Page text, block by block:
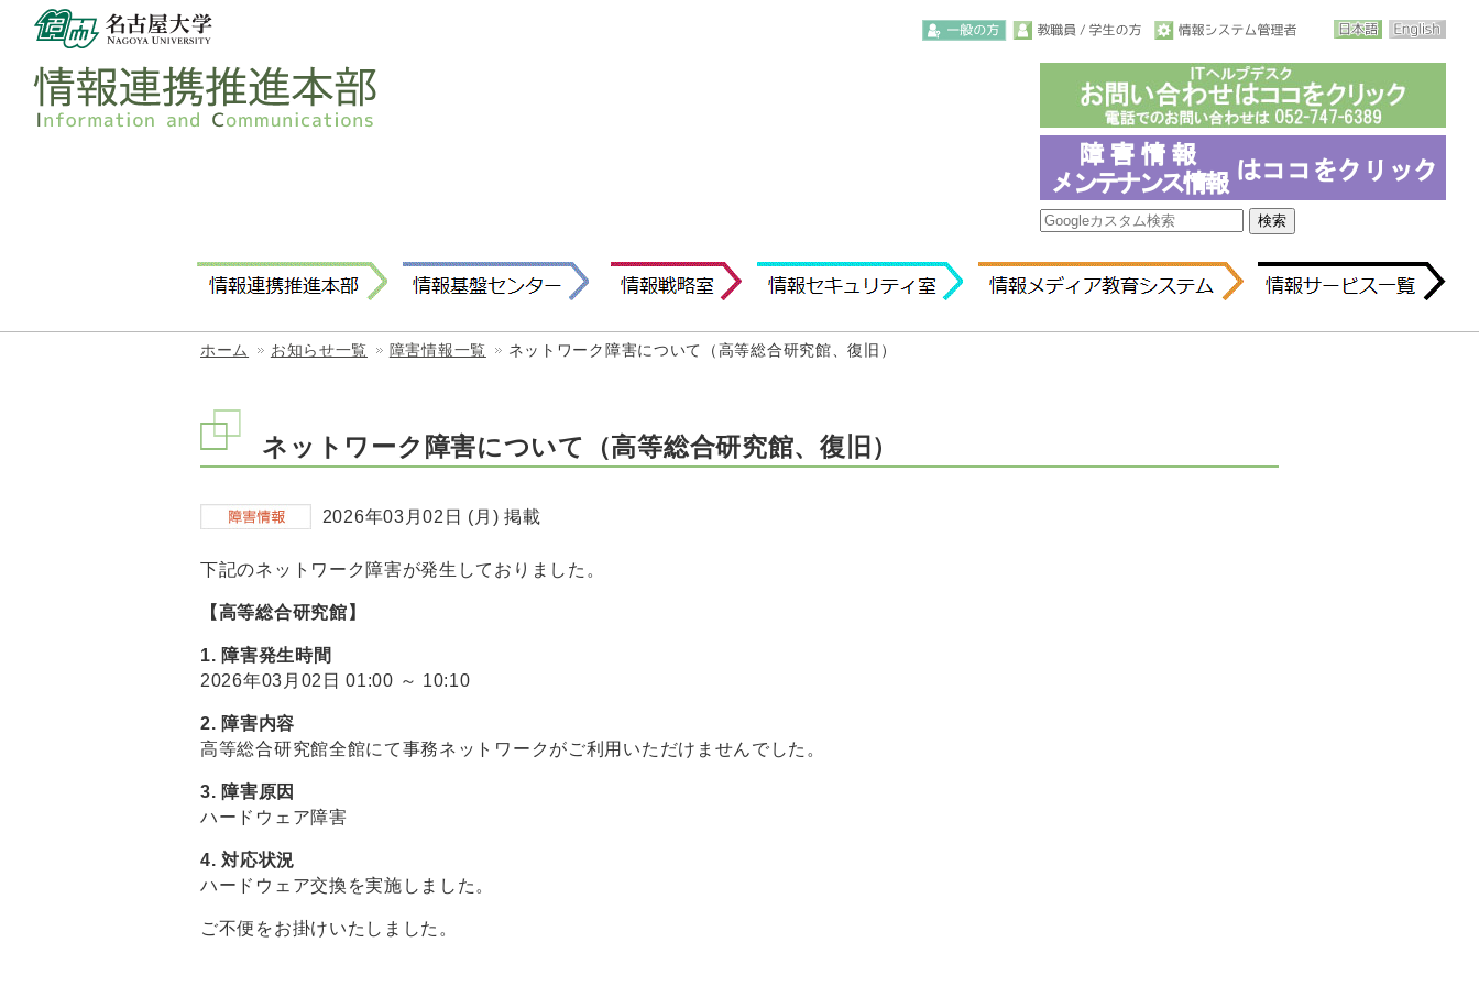
ホーム お知らせ一覧 障害情報一覧 ネットワーク障害について（高等総合研究館、復旧）
ネットワーク障害について（高等総合研究館、復旧）
2026年03月02日 (月) 掲載
下記のネットワーク障害が発生しておりました。
【高等総合研究館】
1. 障害発生時間
2026年03月02日 01:00 ～ 10:10
2. 障害内容
高等総合研究館全館にて事務ネットワークがご利用いただけませんでした。
3. 障害原因
ハードウェア障害
4. 対応状況
ハードウェア交換を実施しました。
ご不便をお掛けいたしました。